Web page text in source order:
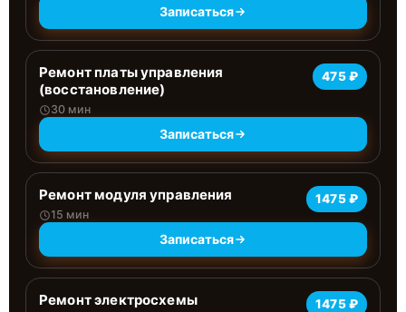
Записаться
Ремонт платы управления
(восстановление)
30 мин
475 ₽
Записаться
Ремонт модуля управления
15 мин
1475 ₽
Записаться
Ремонт электросхемы 1475 ₽